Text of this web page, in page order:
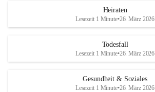
Heiraten
Lesezeit 1 Minute•26. März 2026
Todesfall
Lesezeit 1 Minute•26. März 2026
Gesundheit & Soziales
Lesezeit 1 Minute•26. März 2026